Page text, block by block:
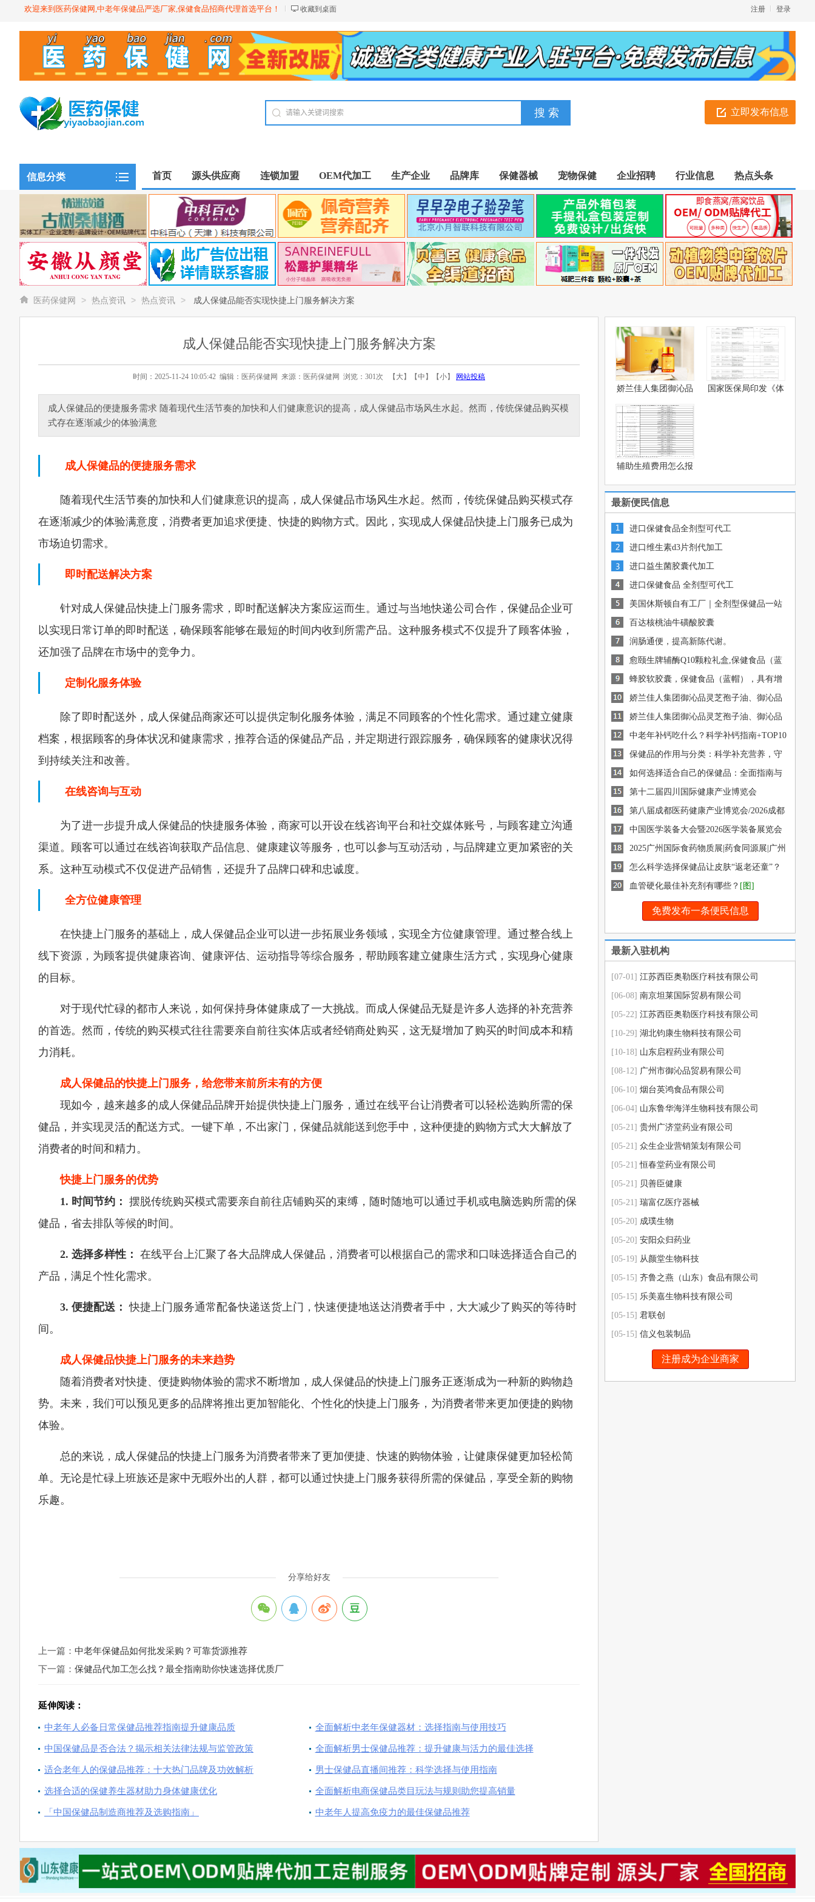
欢迎来到医药保健网,中老年保健品严选厂家,保健食品招商代理首选平台！ 收藏到桌面 登录
注册
立即发布信息
信息分类 首页 源头供应商 连锁加盟 OEM代加工 生产企业 品牌库 保健器械 宠物保健 企业招聘 行业信息 热点头条
医药保健网 > 热点资讯 > 热点资讯 > 成人保健品能否实现快捷上门服务解决方案
成人保健品能否实现快捷上门服务解决方案
时间：2025-11-24 10:05:42 编辑：医药保健网 来源：医药保健网 浏览：301次 【 大】【中 】【小】 网站投稿
成人保健品的便捷服务需求 随着现代生活节奏的加快和人们健康意识的提高，成人保健品市场风生水起。然而，传统保健品购买模
式存在逐渐减少的体验满意
成人保健品的便捷服务需求
随着现代生活节奏的加快和人们健康意识的提高，成人保健品市场风生水起。然而，传统保健品购买模式存
在逐渐减少的体验满意度，消费者更加追求便捷、快捷的购物方式。因此，实现成人保健品快捷上门服务已成为
市场迫切需求。
即时配送解决方案
针对成人保健品快捷上门服务需求，即时配送解决方案应运而生。通过与当地快递公司合作，保健品企业可
以实现日常订单的即时配送，确保顾客能够在最短的时间内收到所需产品。这种服务模式不仅提升了顾客体验，
还加强了品牌在市场中的竞争力。
定制化服务体验
除了即时配送外，成人保健品商家还可以提供定制化服务体验，满足不同顾客的个性化需求。通过建立健康
档案，根据顾客的身体状况和健康需求，推荐合适的保健品产品，并定期进行跟踪服务，确保顾客的健康状况得
到持续关注和改善。
在线咨询与互动
为了进一步提升成人保健品的快捷服务体验，商家可以开设在线咨询平台和社交媒体账号，与顾客建立沟通
渠道。顾客可以通过在线咨询获取产品信息、健康建议等服务，也可以参与互动活动，与品牌建立更加紧密的关
系。这种互动模式不仅促进产品销售，还提升了品牌口碑和忠诚度。
全方位健康管理
在快捷上门服务的基础上，成人保健品企业可以进一步拓展业务领域，实现全方位健康管理。通过整合线上
线下资源，为顾客提供健康咨询、健康评估、运动指导等综合服务，帮助顾客建立健康生活方式，实现身心健康
的目标。
对于现代忙碌的都市人来说，如何保持身体健康成了一大挑战。而成人保健品无疑是许多人选择的补充营养
的首选。然而，传统的购买模式往往需要亲自前往实体店或者经销商处购买，这无疑增加了购买的时间成本和精
力消耗。
成人保健品的快捷上门服务，给您带来前所未有的方便
现如今，越来越多的成人保健品品牌开始提供快捷上门服务，通过在线平台让消费者可以轻松选购所需的保
健品，并实现灵活的配送方式。一键下单，不出家门，保健品就能送到您手中，这种便捷的购物方式大大解放了
消费者的时间和精力。
快捷上门服务的优势
1. 时间节约： 摆脱传统购买模式需要亲自前往店铺购买的束缚，随时随地可以通过手机或电脑选购所需的保
健品，省去排队等候的时间。
2. 选择多样性： 在线平台上汇聚了各大品牌成人保健品，消费者可以根据自己的需求和口味选择适合自己的
产品，满足个性化需求。
3. 便捷配送： 快捷上门服务通常配备快递送货上门，快速便捷地送达消费者手中，大大减少了购买的等待时
间。
成人保健品快捷上门服务的未来趋势
随着消费者对快捷、便捷购物体验的需求不断增加，成人保健品的快捷上门服务正逐渐成为一种新的购物趋
势。未来，我们可以预见更多的品牌将推出更加智能化、个性化的快捷上门服务，为消费者带来更加便捷的购物
体验。
总的来说，成人保健品的快捷上门服务为消费者带来了更加便捷、快速的购物体验，让健康保健更加轻松简
单。无论是忙碌上班族还是家中无暇外出的人群，都可以通过快捷上门服务获得所需的保健品，享受全新的购物
乐趣。
分享给好友
上一篇： 中老年保健品如何批发采购？可靠货源推荐
下一篇： 保健品代加工怎么找？最全指南助你快速选择优质厂
延伸阅读：
中老年人必备日常保健品推荐指南提升健康品质 全面解析中老年保健器材：选择指南与使用技巧
中国保健品是否合法？揭示相关法律法规与监管政策 全面解析男士保健品推荐：提升健康与活力的最佳选择
适合老年人的保健品推荐：十大热门品牌及功效解析 男士保健品直播间推荐：科学选择与使用指南
选择合适的保健养生器材助力身体健康优化 全面解析电商保健品类目玩法与规则助您提高销量
「中国保健品制造商推荐及选购指南」 中老年人提高免疫力的最佳保健品推荐
娇兰佳人集团御沁品
灵芝
国家医保局印发《体
辅助生殖费用怎么报
最新便民信息
进口保健食品全剂型可代工
进口维生素d3片剂代加工
进口益生菌胶囊代加工
进口保健食品 全剂型可代工
美国休斯顿自有工厂｜全剂型保健品一站
式OEM/ODM代工
百达核桃油牛磺酸胶囊
润肠通便，提高新陈代谢。
愈颐生牌辅酶Q10颗粒礼盒,保健食品（蓝
帽），有助于增强免疫[图]
蜂胶软胶囊，保健食品（蓝帽），具有增
强免疫力的保健功能[图]
娇兰佳人集团御沁品灵芝孢子油、御沁品
破壁灵芝孢子粉火爆招商中[图]
娇兰佳人集团御沁品灵芝孢子油、御沁品
破壁灵芝孢子粉火爆招商中[图]
中老年补钙吃什么？科学补钙指南+TOP10
钙源推荐[图]
保健品的作用与分类：科学补充营养，守
护健康[图]
如何选择适合自己的保健品：全面指南与
建议 [图]
第十二届四川国际健康产业博览会
第八届成都医药健康产业博览会/2026成都
药交会中国医学装备大会暨2026医学装备展览会
2025广州国际食药物质展|药食同源展|广州
健康展|12月盛
怎么科学选择保健品让皮肤“返老还童”？
[图] 血管硬化最佳补充剂有哪些？ [图]
免费发布一条便民信息
最新入驻机构
[07-01] 江苏西臣奥勒医疗科技有限公司
[06-08] 南京坦莱国际贸易有限公司
[05-22] 江苏西臣奥勒医疗科技有限公司
[10-29] 湖北钧康生物科技有限公司
[10-18] 山东启程药业有限公司
[08-12] 广州市御沁品贸易有限公司
[06-10] 烟台英鸿食品有限公司
[06-04] 山东鲁华海洋生物科技有限公司
[05-21] 贵州广济堂药业有限公司
[05-21] 众生企业营销策划有限公司
[05-21] 恒春堂药业有限公司
[05-21] 贝善臣健康
[05-21] 瑞富亿医疗器械
[05-20] 成璞生物
[05-20] 安阳众归药业
[05-19] 从颜堂生物科技
[05-15] 齐鲁之燕（山东）食品有限公司
[05-15] 乐美嘉生物科技有限公司
[05-15] 君联创
[05-15] 信义包装制品
注册成为企业商家